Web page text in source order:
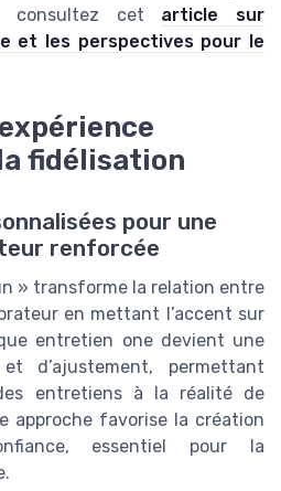
consultez cet article sur
et les perspectives pour le
fidélisation
pour une
renforcée
» transforme la relation entre
en mettant l’accent sur
entretien one devient une
d’ajustement, permettant
entretiens à la réalité de
approche favorise la création
essentiel pour la